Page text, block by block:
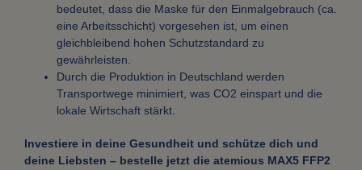
bedeutet, dass die Maske für den Einmalgebrauch (ca.
eine Arbeitsschicht) vorgesehen ist, um einen
gleichbleibend hohen Schutzstandard zu
gewährleisten.
Durch die Produktion in Deutschland werden
Transportwege minimiert, was CO2 einspart und die
lokale Wirtschaft stärkt.
Investiere in deine Gesundheit und schütze dich und
deine Liebsten – bestelle jetzt die atemious MAX5 FFP2